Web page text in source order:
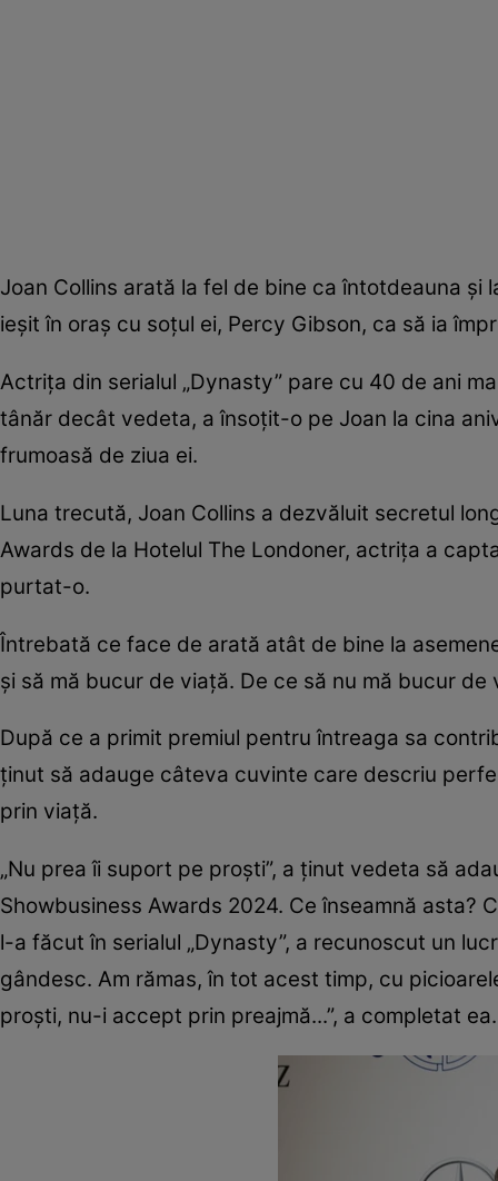
Joan Collins arată la fel de bine ca întotdeauna și
ieșit în oraș cu soțul ei, Percy Gibson, ca să ia
Actrița din serialul „Dynasty” pare cu 40 de ani
tânăr decât vedeta, a însoțit-o pe Joan la cina
frumoasă de ziua ei.
Luna trecută, Joan Collins a dezvăluit secretul
Awards de la Hotelul The Londoner, actrița a
purtat-o.
Întrebată ce face de arată atât de bine la
și să mă bucur de viață. De ce să nu mă bucur
După ce a primit premiul pentru întreaga sa
ținut să adauge câteva cuvinte care descriu
prin viață.
„Nu prea îi suport pe proști”, a ținut vedeta să
Showbusiness Awards 2024. Ce înseamnă asta?
l-a făcut în serialul „Dynasty”, a recunoscut un
gândesc. Am rămas, în tot acest timp, cu
proști, nu-i accept prin preajmă...”, a completat ea.